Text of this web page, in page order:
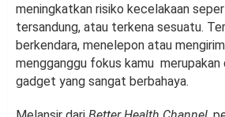
meningkatkan risiko kecelakaan
tersandung, atau terkena sesuatu.
berkendara, menelepon atau
mengganggu fokus kamu merupakan
gadget yang sangat berbahaya.